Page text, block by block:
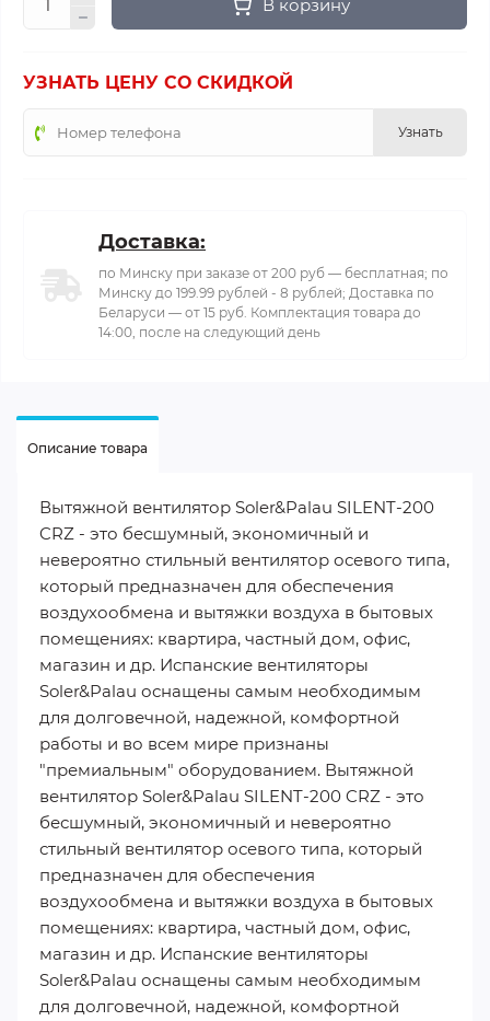
В корзину
УЗНАТЬ ЦЕНУ СО СКИДКОЙ
Узнать
Доставка:
по Минску при заказе от 200 руб — бесплатная; по
Минску до 199.99 рублей - 8 рублей; Доставка по
Беларуси — от 15 руб. Комплектация товара до
14:00, после на следующий день
Описание товара
Вытяжной вентилятор Soler&Palau SILENT-200
CRZ - это бесшумный, экономичный и
невероятно стильный вентилятор осевого типа,
который предназначен для обеспечения
воздухообмена и вытяжки воздуха в бытовых
помещениях: квартира, частный дом, офис,
магазин и др. Испанские вентиляторы
Soler&Palau оснащены самым необходимым
для долговечной, надежной, комфортной
работы и во всем мире признаны
"премиальным" оборудованием. Вытяжной
вентилятор Soler&Palau SILENT-200 CRZ - это
бесшумный, экономичный и невероятно
стильный вентилятор осевого типа, который
предназначен для обеспечения
воздухообмена и вытяжки воздуха в бытовых
помещениях: квартира, частный дом, офис,
магазин и др. Испанские вентиляторы
Soler&Palau оснащены самым необходимым
для долговечной, надежной, комфортной